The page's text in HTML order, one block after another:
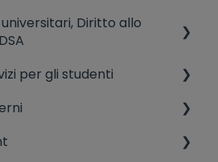
Corsi singoli)
trasferimenti
ammissione
Diritto allo
per gli studenti
da soggetti non UniSR